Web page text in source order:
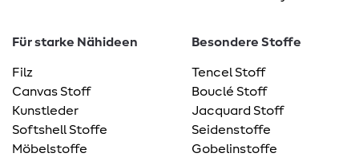
Für starke Nähideen
Filz
Canvas Stoff
Kunstleder
Softshell Stoffe
Möbelstoffe
Besondere Stoffe
Tencel Stoff
Bouclé Stoff
Jacquard Stoff
Seidenstoffe
Gobelinstoffe